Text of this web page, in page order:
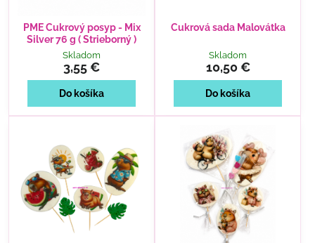
PME Cukrový posyp - Mix
Silver 76 g ( Strieborný )
Skladom
3,55 €
Do košíka
Cukrová sada Malovátka
Skladom
10,50 €
Do košíka